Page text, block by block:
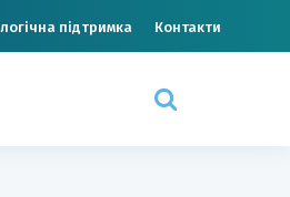
підтримка Контакти